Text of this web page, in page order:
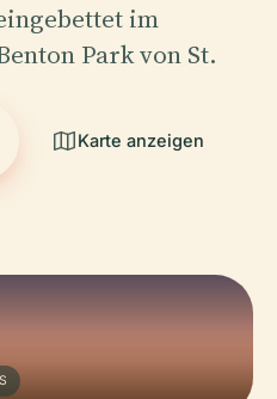
im
Park von St.
Karte anzeigen